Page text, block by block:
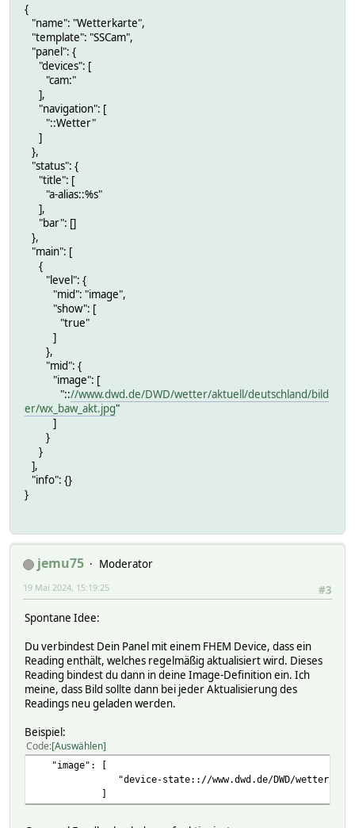
{
"name": "Wetterkarte",
"template": "SSCam",
"panel": {
"devices": [
"cam:"
],
"navigation": [
"::Wetter"
]
},
"status": {
"title": [
"a-alias::%s"
],
"bar": []
},
"main": [
{
"level": {
"mid": "image",
"show": [
"true"
]
},
"mid": {
"image": [
":://www.dwd.de/DWD/wetter/aktuell/deutschland/bild
er/wx_baw_akt.jpg"
]
}
}
],
"info": {}
}
jemu75
Moderator
#3
19 Mai 2024, 15:19:25
Spontane Idee:
Du verbindest Dein Panel mit einem FHEM Device, dass ein
Reading enthält, welches regelmäßig aktualisiert wird. Dieses
Reading bindest du dann in deine Image-Definition ein. Ich
meine, dass Bild sollte dann bei jeder Aktualisierung des
Readings neu geladen werden.
Beispiel:
Code Auswählen
"image": [
"device-state:://www.dwd.de/DWD/wetter/aktuell/
]